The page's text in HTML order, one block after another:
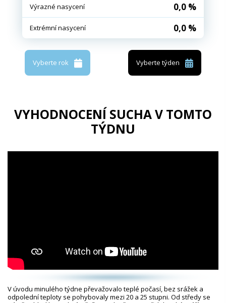
Výrazné nasycení 0,0 %
Extrémní nasycení 0,0 %
Vyberte rok Vyberte týden
VYHODNOCENÍ SUCHA V TOMTO
TÝDNU
V úvodu minulého týdne převažovalo teplé počasí, bez srážek a
odpolední teploty se pohybovaly mezi 20 a 25 stupni. Od středy se